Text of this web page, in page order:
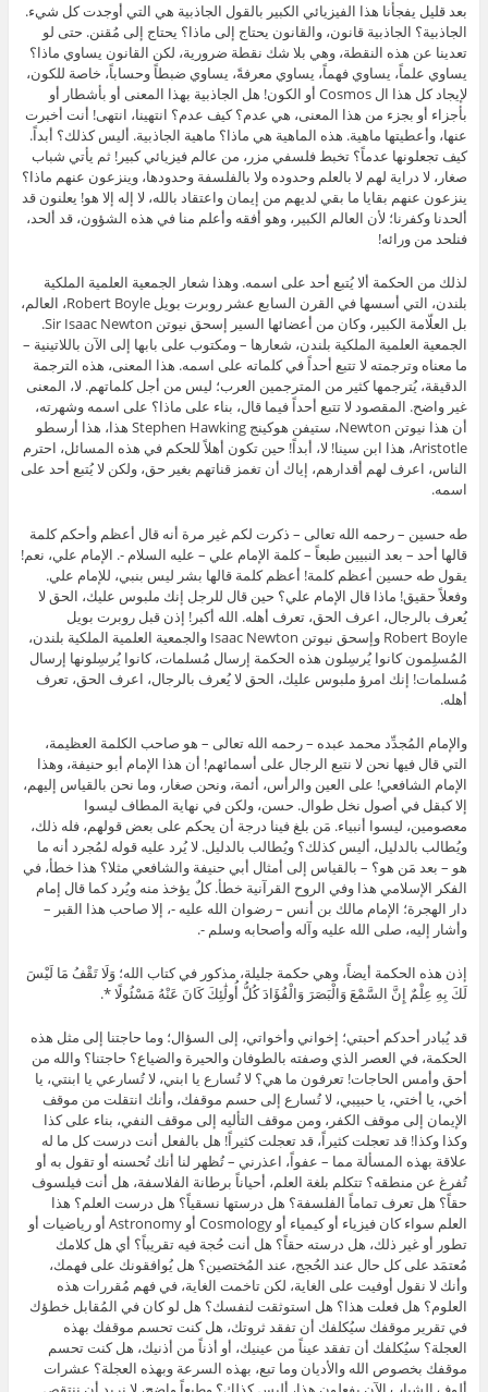
بعد قليل يفجأنا هذا الفيزيائي الكبير بالقول الجاذبية هي التي أوجدت كل شيء.
الجاذبية؟ الجاذبية قانون، والقانون يحتاج إلى ماذا؟ يحتاج إلى مُقنن. حتى لو
تعدينا عن هذه النقطة، وهي بلا شك نقطة ضرورية، لكن القانون يساوي ماذا؟
يساوي علماً، يساوي فهماً، يساوي معرفةً، يساوي ضبطاً وحساباً، خاصة للكون،
لإيجاد كل هذا ال Cosmos أو الكون! هل الجاذبية بهذا المعنى أو بأشطار أو
بأجزاء أو بجزء من هذا المعنى، هي عدم؟ كيف عدم؟ انتهينا، انتهى! أنت أخبرت
عنها، وأعطيتها ماهية. هذه الماهية هي ماذا؟ ماهية الجاذبية. أليس كذلك؟ أبداً.
كيف تجعلونها عدماً؟ تخبط فلسفي مزر، من عالم فيزيائي كبير! ثم يأتي شباب
صغار، لا دراية لهم لا بالعلم وحدوده ولا بالفلسفة وحدودها، وينزعون عنهم ماذا؟
ينزعون عنهم بقايا ما بقي لديهم من إيمان واعتقاد بالله، لا إله إلا هو! يعلنون قد
ألحدنا وكفرنا؛ لأن العالم الكبير، وهو أفقه وأعلم منا في هذه الشؤون، قد ألحد،
فنلحد من ورائه!
لذلك من الحكمة ألا يُتبع أحد على اسمه. وهذا شعار الجمعية العلمية الملكية
بلندن، التي أسسها في القرن السابع عشر روبرت بويل Robert Boyle، العالم،
بل العلّامة الكبير، وكان من أعضائها السير إسحق نيوتن Sir Isaac Newton.
الجمعية العلمية الملكية بلندن، شعارها – ومكتوب على بابها إلى الآن باللاتينية –
ما معناه وترجمته لا تتبع أحداً في كلماته على اسمه. هذا المعنى، هذه الترجمة
الدقيقة، يُترجمها كثير من المترجمين العرب؛ ليس من أجل كلماتهم. لا، المعنى
غير واضح. المقصود لا تتبع أحداً فيما قال، بناء على ماذا؟ على اسمه وشهرته،
أن هذا نيوتن Newton، ستيفن هوكينج Stephen Hawking هذا، هذا أرسطو
Aristotle، هذا ابن سينا! لا، أبداً! حين تكون أهلاً للحكم في هذه المسائل، احترم
الناس، اعرف لهم أقدارهم، إياك أن تغمز قناتهم بغير حق، ولكن لا يُتبع أحد على
اسمه.
طه حسين – رحمه الله تعالى – ذكرت لكم غير مرة أنه قال أعظم وأحكم كلمة
قالها أحد – بعد النبيين طبعاً – كلمة الإمام علي – عليه السلام -. الإمام علي، نعم!
يقول طه حسين أعظم كلمة! أعظم كلمة قالها بشر ليس بنبي، للإمام علي.
وفعلاً حقيق! ماذا قال الإمام علي؟ حين قال للرجل إنك ملبوس عليك، الحق لا
يُعرف بالرجال، اعرف الحق، تعرف أهله. الله أكبر! إذن قبل روبرت بويل
Robert Boyle وإسحق نيوتن Isaac Newton والجمعية العلمية الملكية بلندن،
المُسلِمون كانوا يُرسِلون هذه الحكمة إرسال مُسلمات، كانوا يُرسِلونها إرسال
مُسلمات! إنك امرؤ ملبوس عليك، الحق لا يُعرف بالرجال، اعرف الحق، تعرف
أهله.
والإمام المُجدِّد محمد عبده – رحمه الله تعالى – هو صاحب الكلمة العظيمة،
التي قال فيها نحن لا نتبع الرجال على أسمائهم! أن هذا الإمام أبو حنيفة، وهذا
الإمام الشافعي! على العين والرأس، أئمة، ونحن صغار، وما نحن بالقياس إليهم،
إلا كبقل في أصول نخل طوال. حسن، ولكن في نهاية المطاف ليسوا
معصومين، ليسوا أنبياء. مَن بلغ فينا درجة أن يحكم على بعض قولهم، فله ذلك،
ويُطالب بالدليل، أليس كذلك؟ ويُطالب بالدليل. لا يُرد عليه قوله لمُجرد أنه ما
هو – بعد مَن هو؟ – بالقياس إلى أمثال أبي حنيفة والشافعي مثلا؟ هذا خطأ، في
الفكر الإسلامي هذا وفي الروح القرآنية خطأ. كلٌ يؤخذ منه ويُرد كما قال إمام
دار الهجرة؛ الإمام مالك بن أنس – رضوان الله عليه -، إلا صاحب هذا القبر –
وأشار إليه، صلى الله عليه وآله وأصحابه وسلم -.
إذن هذه الحكمة أيضاً، وهي حكمة جليلة، مذكور في كتاب الله؛ وَلَا تَقْفُ مَا لَيْسَ
لَكَ بِهِ عِلْمٌ إِنَّ السَّمْعَ وَالْبَصَرَ وَالْفُؤَادَ كُلُّ أُولَٰئِكَ كَانَ عَنْهُ مَسْئُولًا *.
قد يُبادر أحدكم أحبتي؛ إخواني وأخواتي، إلى السؤال؛ وما حاجتنا إلى مثل هذه
الحكمة، في العصر الذي وصفته بالطوفان والحيرة والضياع؟ حاجتنا؟ والله من
أحق وأمس الحاجات! تعرفون ما هي؟ لا تُسارع يا ابني، لا تُسارعي يا ابنتي، يا
أخي، يا أختي، يا حبيبي، لا تُسارع إلى حسم موقفك، وأنك انتقلت من موقف
الإيمان إلى موقف الكفر، ومن موقف التأليه إلى موقف النفي، بناء على كذا
وكذا وكذا! قد تعجلت كثيراً، قد تعجلت كثيراً! هل بالفعل أنت درست كل ما له
علاقة بهذه المسألة مما – عفواً، اعذرني – تُظهر لنا أنك تُحسنه أو تقول به أو
تُفرغ عن منطقه؟ تتكلم بلغة العلم، أحياناً برطانة الفلاسفة، هل أنت فيلسوف
حقاً؟ هل تعرف تماماً الفلسفة؟ هل درستها نسقياً؟ هل درست العلم؟ هذا
العلم سواء كان فيزياء أو كيمياء أو Cosmology أو Astronomy أو رياضيات أو
تطور أو غير ذلك، هل درسته حقاً؟ هل أنت حُجة فيه تقريباً؟ أي هل كلامك
مُعتمَد على كل حال عند الحُجج، عند المُختصين؟ هل يُوافقونك على فهمك،
وأنك لا نقول أوفيت على الغاية، لكن تاخمت الغاية، في فهم مُقررات هذه
العلوم؟ هل فعلت هذا؟ هل استوثقت لنفسك؟ هل لو كان في المُقابل خطؤك
في تقرير موقفك سيُكلفك أن تفقد ثروتك، هل كنت تحسم موقفك بهذه
العجلة؟ سيُكلفك أن تفقد عيناً من عينيك، أو أذناً من أذنيك، هل كنت تحسم
موقفك بخصوص الله والأديان وما تبع، بهذه السرعة وبهذه العجلة؟ عشرات